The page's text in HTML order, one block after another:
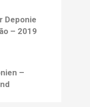
Deponie
– 2019
–